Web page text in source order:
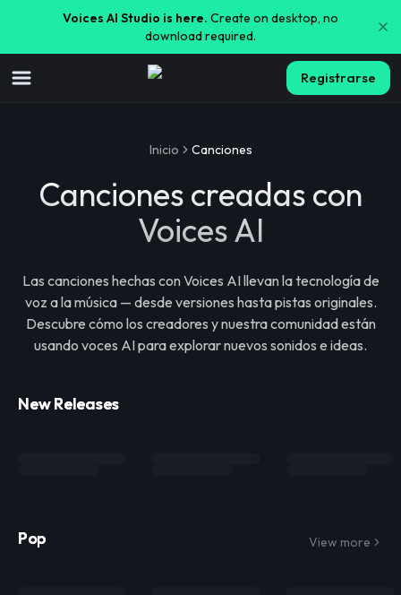
Voices AI Studio is here. Create on desktop, no
download required.
Registrarse
Inicio Canciones
Canciones creadas con
Voices AI
Las canciones hechas con Voices AI llevan la tecnología de
voz a la música — desde versiones hasta pistas originales.
Descubre cómo los creadores y nuestra comunidad están
usando voces AI para explorar nuevos sonidos e ideas.
New Releases
Pop View more